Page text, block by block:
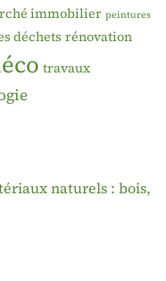
immobilier peintures
déchets rénovation
travaux
naturels : bois,